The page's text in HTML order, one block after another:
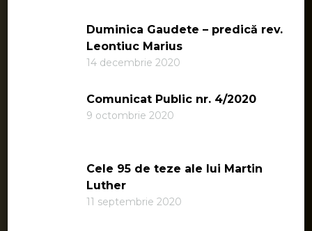
Duminica Gaudete – predică rev.
Leontiuc Marius
14 decembrie 2020
Comunicat Public nr. 4/2020
9 octombrie 2020
Cele 95 de teze ale lui Martin
Luther
11 septembrie 2020